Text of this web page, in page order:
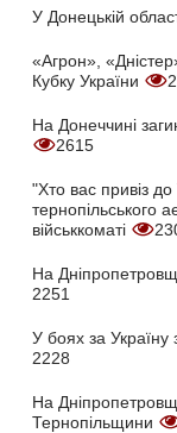
У Донецькій
«Агрон»,
Кубку України
На Донеччині
2615
"Хто вас привіз
тернопільського
військкоматі
На
2251
У боях за
2228
На
Тернопільщини